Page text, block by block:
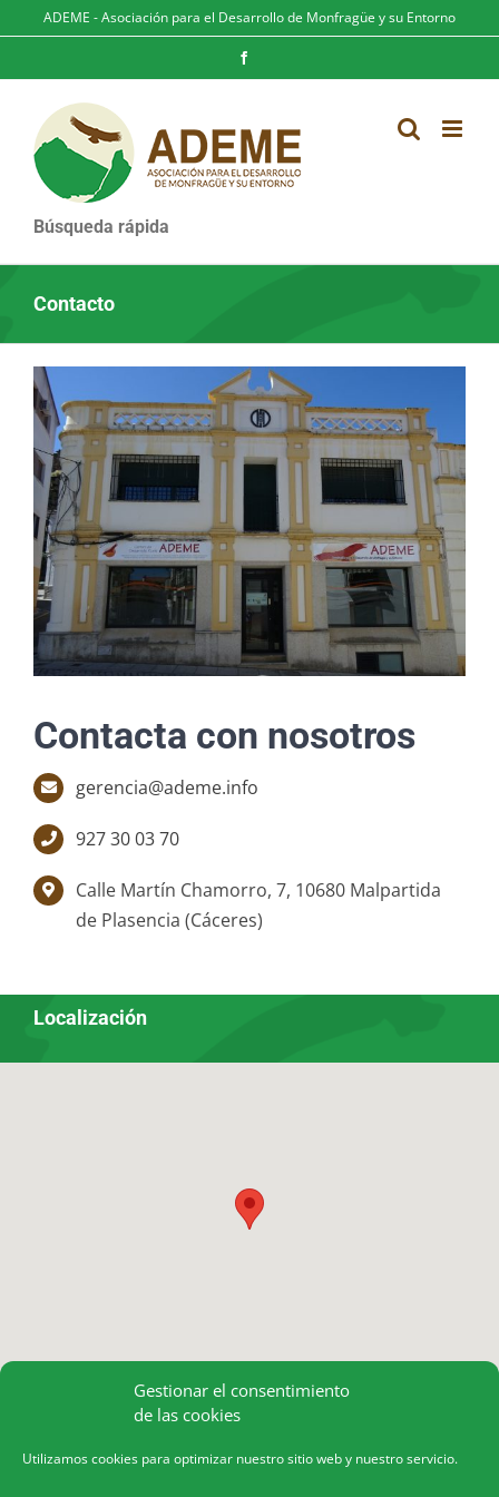
Gestionar el consentimiento
de las cookies
Utilizamos cookies para optimizar nuestro sitio web y nuestro servicio.
al
ADEME - Asociación para el Desarrollo de Monfragüe y su Entorno
Búsqueda rápida
Contacto
Contacta con nosotros
gerencia@ademe.info
927 30 03 70
Calle Martín Chamorro, 7, 10680 Malpartida
de Plasencia (Cáceres)
Localización